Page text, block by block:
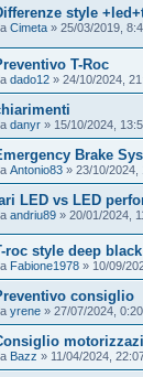
style
Cimeta » 25/03/2019,
T-Roc
dado12 » 24/10/2024,
danyr » 15/10/2024,
Brake
Antonio83 » 23/10/2024,
LED vs LED
andriu89 » 20/01/2024,
roc style deep
Fabione1978 » 10/09/
consiglio
yrene » 27/07/2024, 0:20
Bazz » 11/04/2024,